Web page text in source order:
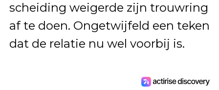
scheiding weigerde zijn trouwring
af te doen. Ongetwijfeld een teken
dat de relatie nu wel voorbij is.